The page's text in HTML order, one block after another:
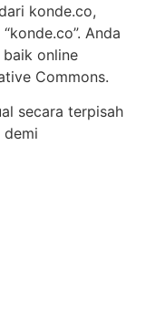
konde.co,
Anda
online
Commons.
secara terpisah
demi